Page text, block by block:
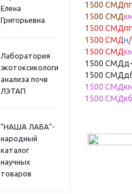
Елена
Григорьевна
Лаборатория
экотоксикологического
анализа почв
ЛЭТАП
"НАША ЛАБА"-
народный
каталог
научных
товаров
1500 СМДпп
1500 СМД
1500
1500 СМДн
1500 СМД
1500
1500
1500
1500